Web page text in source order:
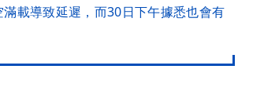
載導致延遲，而30日下午據悉也會有